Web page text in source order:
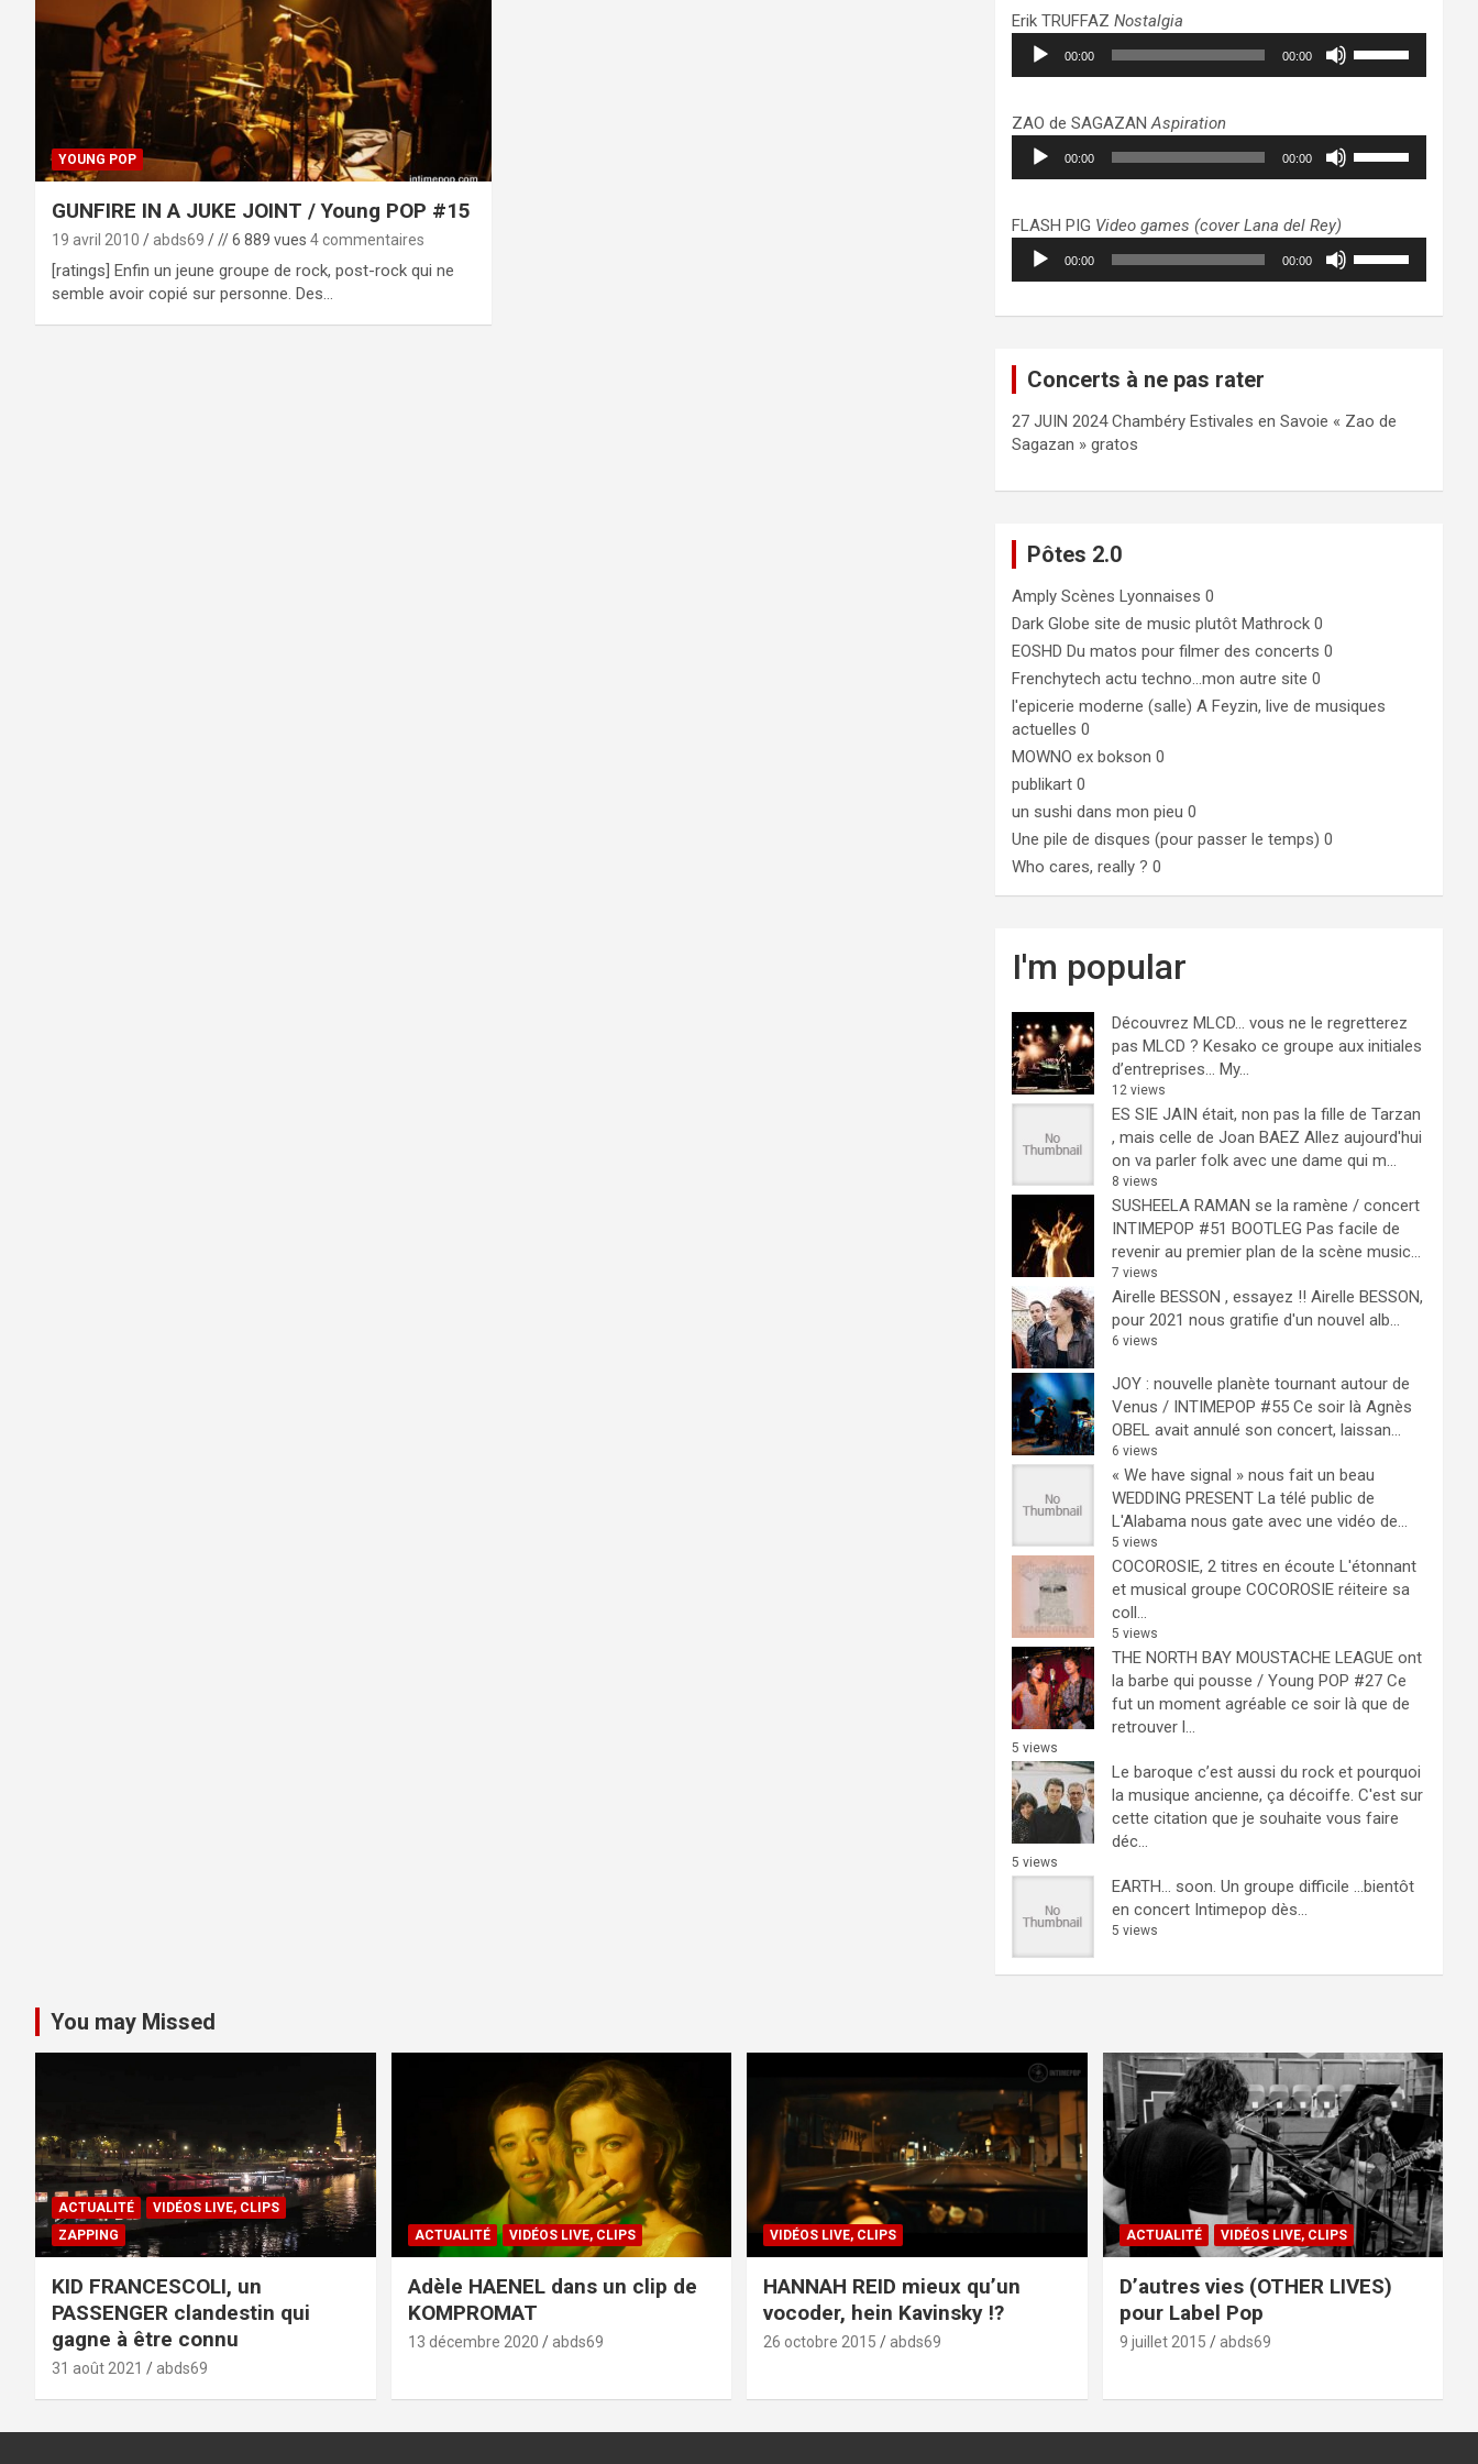
YOUNG POP
GUNFIRE IN A JUKE JOINT / Young POP #15
19 avril 2010 abds69 // 6 889 vues 4 commentaires
[ratings] Enfin un jeune groupe de rock, post-rock qui ne
semble avoir copié sur personne. Des…
pour
augmenter
ou
volume.
Erik TRUFFAZNostalgia
Lecteur
audio
00:00 00:00
pour
augmenter
ou
volume.
ZAO de SAGAZANAspiration
Lecteur
audio
00:00 00:00
pour
augmenter
ou
FLASH PIG Video games (cover Lana del Rey)
Lecteur
audio
00:00 00:00
haut/bas
le
Concerts à ne pas rater
27 JUIN 2024 Chambéry Estivales en Savoie « Zao de
Sagazan » gratos
Pôtes 2.0
Amply Scènes Lyonnaises 0
Dark Globe site de music plutôt Mathrock 0
EOSHD Du matos pour filmer des concerts 0
Frenchytech actu techno…mon autre site 0
l'epicerie moderne (salle) A Feyzin, live de musiques
actuelles 0
MOWNO ex bokson 0
publikart 0
un sushi dans mon pieu 0
Une pile de disques (pour passer le temps) 0
Who cares, really ? 0
I'm popular
Découvrez MLCD… vous ne le regretterez
pas MLCD ? Kesako ce groupe aux initiales
d’entreprises… My...
12 views
ES SIE JAIN était, non pas la fille de Tarzan
, mais celle de Joan BAEZ Allez aujourd'hui
on va parler folk avec une dame qui m...
8 views
SUSHEELA RAMAN se la ramène / concert
INTIMEPOP #51 BOOTLEG Pas facile de
revenir au premier plan de la scène music...
7 views
Airelle BESSON , essayez !! Airelle BESSON,
pour 2021 nous gratifie d'un nouvel alb...
6 views
JOY : nouvelle planète tournant autour de
Venus / INTIMEPOP #55 Ce soir là Agnès
OBEL avait annulé son concert, laissan...
6 views
« We have signal » nous fait un beau
WEDDING PRESENT La télé public de
L'Alabama nous gate avec une vidéo de...
5 views
COCOROSIE, 2 titres en écoute L'étonnant
et musical groupe COCOROSIE réiteire sa
coll...
5 views
THE NORTH BAY MOUSTACHE LEAGUE ont
la barbe qui pousse / Young POP #27 Ce
fut un moment agréable ce soir là que de
retrouver l...
5 views
Le baroque c’est aussi du rock et pourquoi
la musique ancienne, ça décoiffe. C'est sur
cette citation que je souhaite vous faire
déc...
5 views
EARTH… soon. Un groupe difficile ...bientôt
en concert Intimepop dès...
5 views
You may Missed
ACTUALITÉ
VIDÉOS LIVE, CLIPS
ZAPPING
KID FRANCESCOLI, un
PASSENGER clandestin qui
gagne à être connu
31 août 2021 abds69
ACTUALITÉ VIDÉOS LIVE, CLIPS
Adèle HAENEL dans un clip de
KOMPROMAT
13 décembre 2020 abds69
VIDÉOS LIVE, CLIPS
HANNAH REID mieux qu’un
vocoder, hein Kavinsky !?
26 octobre 2015 abds69
ACTUALITÉ VIDÉOS LIVE, CLIPS
D’autres vies (OTHER LIVES)
pour Label Pop
9 juillet 2015 abds69